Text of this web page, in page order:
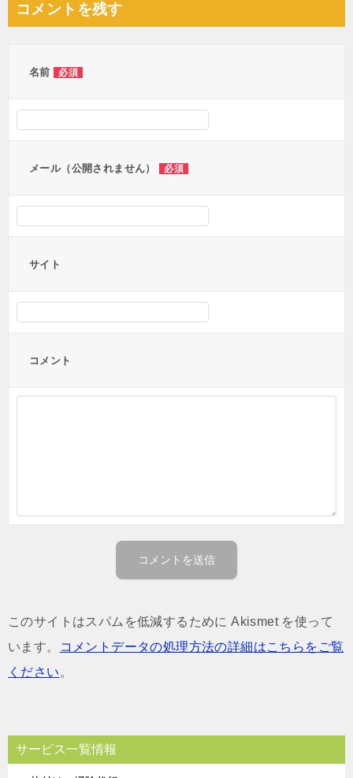
ビ
ョ
コメントを残す
名前 必須
メール（公開されません） 必須
サイト
コメント
このサイトはスパムを低減するために Akismet を使って
います。
コメントデータの処理方法の詳細はこちらをご覧
ください 。
サービス一覧情報